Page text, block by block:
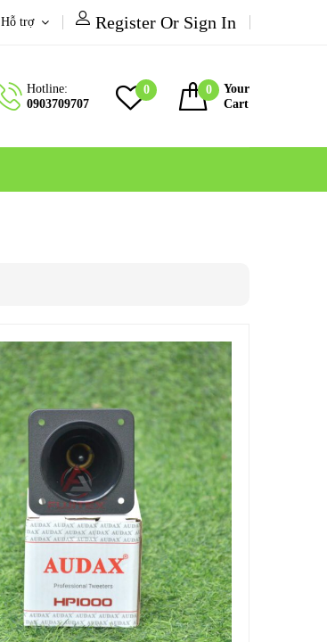
Hỗ trợ Register Or Sign In
Hotline:
0903709707
0 0
Your
Cart